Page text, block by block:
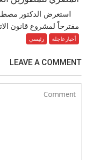
استعرض الدكتور
مقترحاً لمشروع قانون
أخبارعاجلة رئيسي
LEAVE A COMMENT